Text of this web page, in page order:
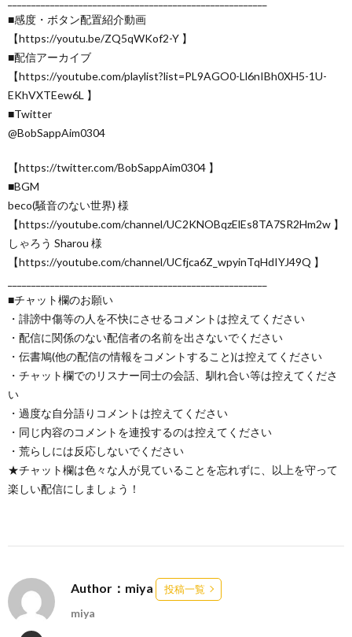
■感度・ボタン配置紹介動画
【https://youtu.be/ZQ5qWKof2-Y 】
■配信アーカイブ
【https://youtube.com/playlist?list=PL9AGO0-Ll6nIBh0XH5-1U-
EKhVXTEew6L 】
■Twitter
@BobSappAim0304
【https://twitter.com/BobSappAim0304 】
■BGM
beco(騒音のない世界) 様
【https://youtube.com/channel/UC2KNOBqzElEs8TA7SR2Hm2w 】
しゃろう Sharou 様
【https://youtube.com/channel/UCfjca6Z_wpyinTqHdIYJ49Q 】
■チャット欄のお願い
・誹謗中傷等の人を不快にさせるコメントは控えてください
・配信に関係のない配信者の名前を出さないでください
・伝書鳩(他の配信の情報をコメントすること)は控えてください
・チャット欄でのリスナー同士の会話、馴れ合い等は控えてくださ
い
・過度な自分語りコメントは控えてください
・同じ内容のコメントを連投するのは控えてください
・荒らしには反応しないでください
★チャット欄は色々な人が見ていることを忘れずに、以上を守って
楽しい配信にしましょう！
Author：miya 投稿一覧
miya